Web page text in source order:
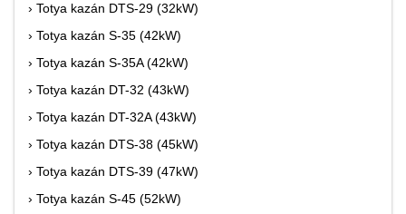
› Totya kazán DTS-29 (32kW)
› Totya kazán S-35 (42kW)
› Totya kazán S-35A (42kW)
› Totya kazán DT-32 (43kW)
› Totya kazán DT-32A (43kW)
› Totya kazán DTS-38 (45kW)
› Totya kazán DTS-39 (47kW)
› Totya kazán S-45 (52kW)